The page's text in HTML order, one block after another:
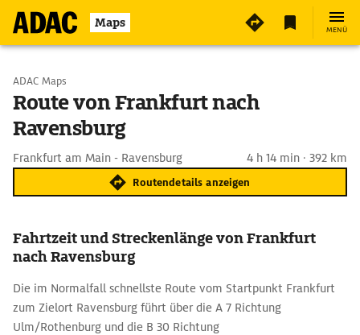
Maps MENÜ
Start wählen
Ziel eingeben
ADAC Maps
Route von Frankfurt nach
Ravensburg
Frankfurt am Main - Ravensburg 4 h 14 min · 392 km
Routendetails anzeigen
Fahrtzeit und Streckenlänge von Frankfurt
nach Ravensburg
Die im Normalfall schnellste Route vom Startpunkt Frankfurt
zum Zielort Ravensburg führt über die A 7 Richtung
Ulm/Rothenburg und die B 30 Richtung